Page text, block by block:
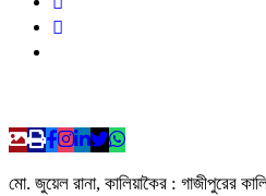
মো. জুয়েল রানা, কালিয়াকৈর : গাজীপুরের